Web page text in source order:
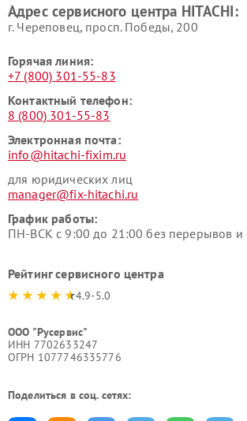
HITACHI
HITACHI
Адрес сервисного центра HITACHI:
г. Череповец, просп. Победы, 200
Горячая линия:
+7 (800) 301-55-83
Контактный телефон:
8 (800) 301-55-83
Электронная почта:
info@hitachi-fixim.ru
для юридических лиц
manager@fix-hitachi.ru
График работы:
ПН-ВСК с 9:00 до 21:00 без перерывов
Рейтинг сервисного центра
4.9-5.0
ООО "Русервис"
ИНН 7702633247
ОГРН 1077746335776
Поделиться в соц. сетях: